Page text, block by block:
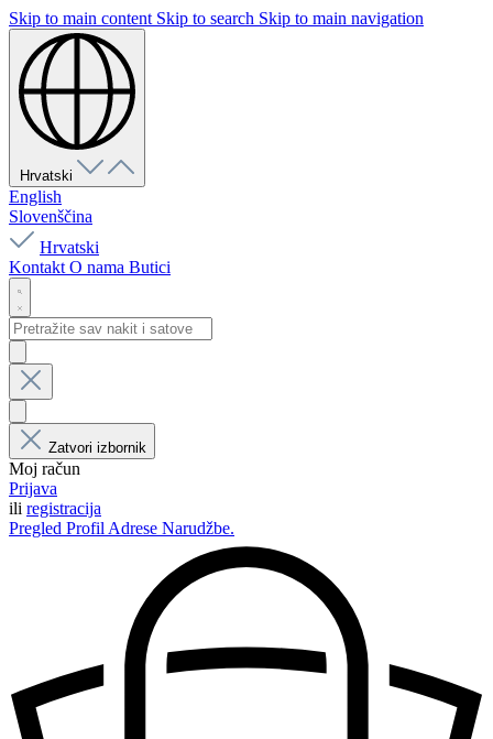
Skip to main content Skip to search Skip to main navigation
Hrvatski
English
Slovenščina
Hrvatski
Kontakt O nama Butici
Zatvori izbornik
Moj račun
Prijava
ili registracija
Pregled Profil Adrese Narudžbe.